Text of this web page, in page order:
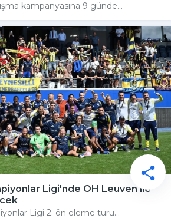
kampanyasına 9 günde...
Ligi'nde OH Leuven ile
Ligi 2. ön eleme turu...